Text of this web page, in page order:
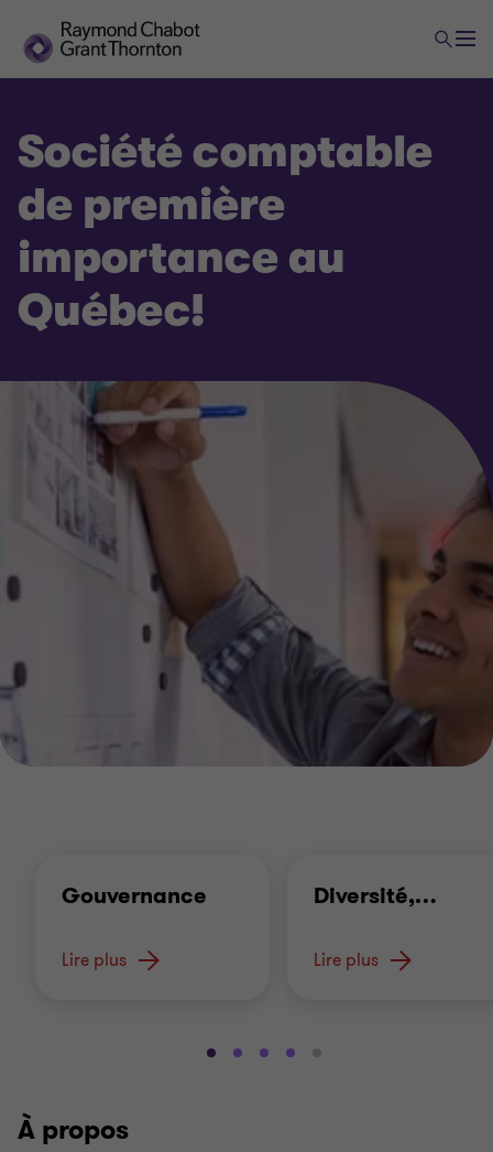
Société comptable
de première
importance au
Québec!
Gouvernance
Lire plus
Diversité,…
Lire plus
AllerAllerAllerAllerAller
À propos